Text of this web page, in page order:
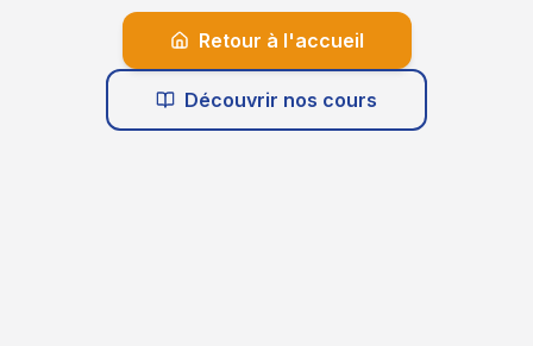
Retour à l'accueil
Découvrir nos cours